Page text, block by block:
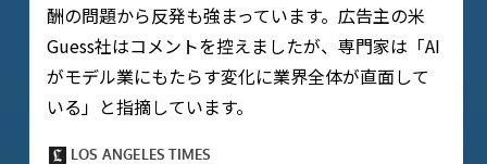
酬の問題から反発も強まっています。広告主の米
Guess社はコメントを控えましたが、専門家は「AI
がモデル業にもたらす変化に業界全体が直面して
いる」と指摘しています。